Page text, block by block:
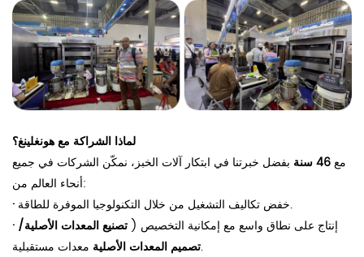
لماذا الشراكة مع هونغلينغ؟
مع46 سنة
بفضل خبرتنا في ابتكار آلات الخبز، نمكّن الشركات في جميع
أنحاء العالم من:
·
خفض تكاليف التشغيل من خلال التكنولوجيا الموفرة للطاقة.
·
إنتاج على نطاق واسع مع إمكانية التخصيص ( تصنيع المعدات الأصلية/
تصميم المعدات الأصليةمعدات مستقبلية.